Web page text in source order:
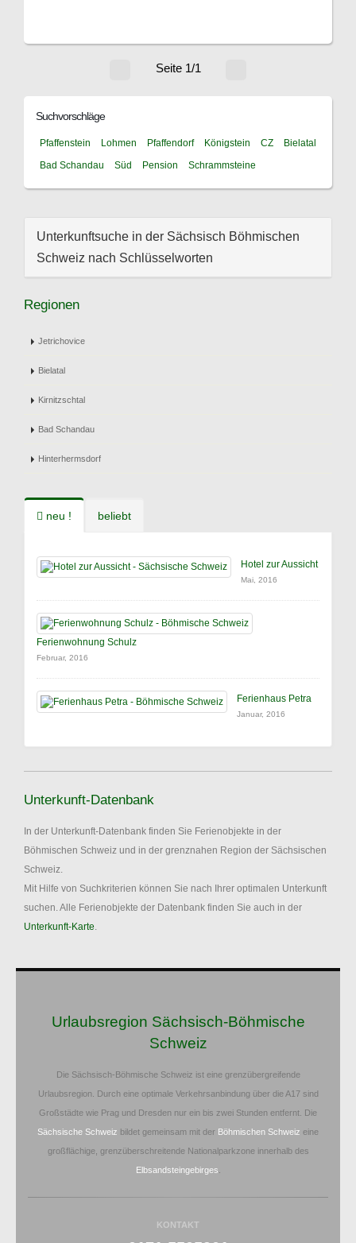
Seite 1/1
Suchvorschläge
Pfaffenstein Lohmen Pfaffendorf Königstein CZ
Bielatal
Bad Schandau
Süd Pension Schrammsteine
Unterkunftsuche in der Sächsisch Böhmischen
Schweiz nach Schlüsselworten
Regionen
Jetrichovice
Bielatal
Kirnitzschtal
Bad Schandau
Hinterhermsdorf
neu ! beliebt
Hotel zur Aussicht
Mai, 2016
Ferienwohnung Schulz
Februar, 2016
Ferienhaus Petra
Januar, 2016
Unterkunft-Datenbank
In der Unterkunft-Datenbank finden Sie Ferienobjekte in der
Böhmischen Schweiz und in der grenznahen Region der Sächsischen
Schweiz.
Mit Hilfe von Suchkriterien können Sie nach Ihrer optimalen Unterkunft
suchen. Alle Ferienobjekte der Datenbank finden Sie auch in der
Unterkunft-Karte.
Urlaubsregion Sächsisch-Böhmische
Schweiz
Die Sächsisch-Böhmische Schweiz ist eine grenzübergreifende
Urlaubsregion. Durch eine optimale Verkehrsanbindung über die A17 sind
Großstädte wie Prag und Dresden nur ein bis zwei Stunden entfernt. Die
Sächsische Schweiz bildet gemeinsam mit der Böhmischen Schweiz eine
großflächige, grenzüberschreitende Nationalparkzone innerhalb des
Elbsandsteingebirges
KONTAKT